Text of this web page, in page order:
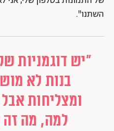
השתנו".
"יש דוגמניות
בנות לא
ומצליחות
למה, מה זה